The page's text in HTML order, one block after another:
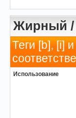
Жирный /
Теги [b], [i]
Использование